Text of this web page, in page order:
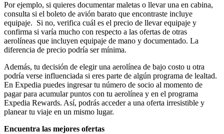
Por ejemplo, si quieres documentar maletas o llevar una en cabina,
consulta si el boleto de avión barato que encontraste incluye
equipaje. Si no, verifica cuál es el precio de llevar equipaje y
confirma si varía mucho con respecto a las ofertas de otras
aerolíneas que incluyen equipaje de mano y documentado. La
diferencia de precio podría ser mínima.
Además, tu decisión de elegir una aerolínea de bajo costo u otra
podría verse influenciada si eres parte de algún programa de lealtad.
En Expedia puedes ingresar tu número de socio al momento de
pagar para acumular puntos con tu aerolínea y en el programa
Expedia Rewards. Así, podrás acceder a una oferta irresistible y
planear tu viaje en un mismo lugar.
Encuentra las mejores ofertas